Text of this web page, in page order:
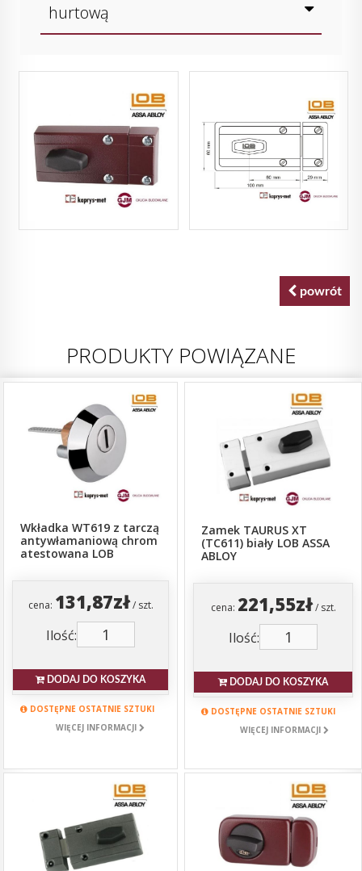
hurtową
powrót
PRODUKTY POWIĄZANE
Wkładka WT619 z tarczą
antywłamaniową chrom
atestowana LOB
cena: 131,87zł/ szt.
Ilość:
DODAJ DO KOSZYKA
DOSTĘPNE OSTATNIE SZTUKI
WIĘCEJ INFORMACJI
Zamek TAURUS XT
(TC611) biały LOB ASSA
ABLOY
cena: 221,55zł/ szt.
Ilość:
DODAJ DO KOSZYKA
DOSTĘPNE OSTATNIE SZTUKI
WIĘCEJ INFORMACJI